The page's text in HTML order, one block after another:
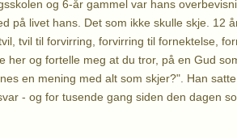
og 6-år gammel var hans
på livet hans. Det som ikke skulle skje. 12
tvil til forvirring, forvirring til fornektelse,
her og fortelle meg at du tror, på en Gud
en mening med alt som skjer?". Han
- og for tusende gang siden den dagen